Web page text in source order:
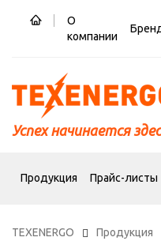
О
компании
Успех начинается
Продукция Прайс-листы
TEXENERGO
Продукция